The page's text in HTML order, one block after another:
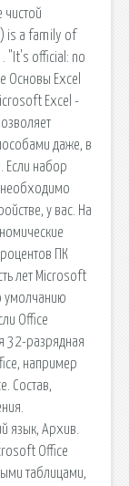
чистой
is a family of
"It's official: no
Основы Excel
Excel -
даже, в
Если набор
необходимо
у вас. На
ПК
лет Microsoft
умолчанию
Office
32-разрядная
например
Состав,
язык, Архив.
Office
таблицами,